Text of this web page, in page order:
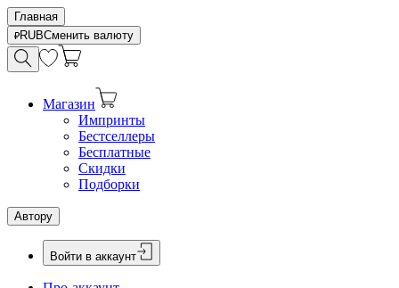
Главная
RUBСменить валюту
Магазин
Импринты
Бестселлеры
Бесплатные
Скидки
Подборки
Автору
Войти в аккаунт